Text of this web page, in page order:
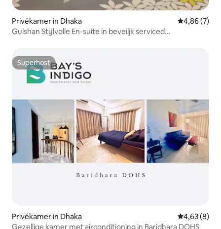
Privékamer in Dhaka Gemiddelde
4,86 (7)
Gulshan Stijlvolle En-suite in beveiljk serviced
Superhost
Superhost
Privékamer in Dhaka Gemiddelde
4,63 (8)
Gezellige kamer met airconditioning in Baridhara DOHS